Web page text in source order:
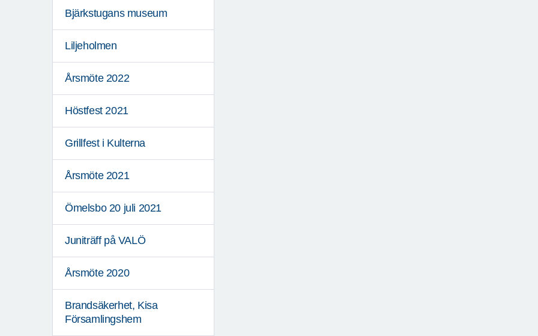
Bjärkstugans museum
Liljeholmen
Årsmöte 2022
Höstfest 2021
Grillfest i Kulterna
Årsmöte 2021
Ömelsbo 20 juli 2021
Juniträff på VALÖ
Årsmöte 2020
Brandsäkerhet, Kisa
Församlingshem